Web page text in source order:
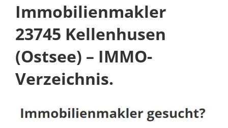
Immobilienmakler
23745 Kellenhusen
(Ostsee) – IMMO-
Verzeichnis.